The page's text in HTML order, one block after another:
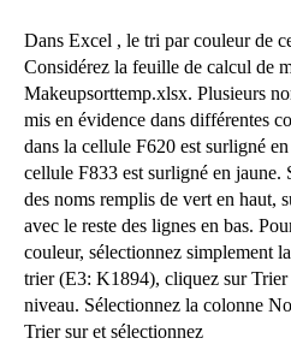
Dans Excel , le tri par couleur de
Considérez la feuille de calcul de
Makeupsorttemp.xlsx. Plusieurs
mis en évidence dans différentes
dans la cellule F620 est surligné
cellule F833 est surligné en jaune.
des noms remplis de vert en haut,
avec le reste des lignes en bas.
couleur, sélectionnez simplement
trier (E3: K1894), cliquez sur Trier
niveau. Sélectionnez la colonne
Trier sur et sélectionnez